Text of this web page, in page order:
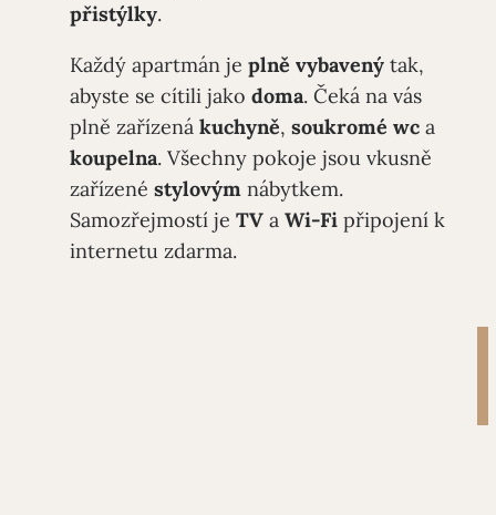
přistýlky.
Každý apartmán je plně vybavený tak,
abyste se cítili jako doma. Čeká na vás
plně zařízená kuchyně, soukromé wc a
koupelna. Všechny pokoje jsou vkusně
zařízené stylovým nábytkem.
Samozřejmostí je TV a Wi-Fi připojení k
internetu zdarma.